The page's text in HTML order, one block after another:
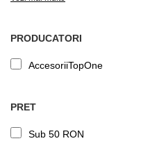
PRODUCATORI
AccesoriiTopOne
PRET
Sub 50 RON